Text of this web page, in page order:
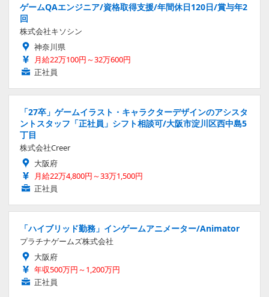
ゲームQAエンジニア/資格取得支援/年間休日120日/賞与年2
回
株式会社キソシン
神奈川県
月給22万100円～32万600円
正社員
「27卒」ゲームイラスト・キャラクターデザインのアシスタ
ントスタッフ「正社員」シフト相談可/大阪市淀川区西中島5
丁目
株式会社Creer
大阪府
月給22万4,800円～33万1,500円
正社員
「ハイブリッド勤務」インゲームアニメーター/Animator
プラチナゲームズ株式会社
大阪府
年収500万円～1,200万円
正社員